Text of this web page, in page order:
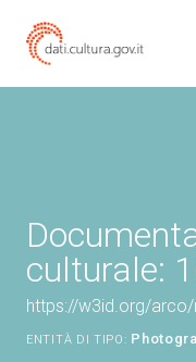
culturale:
https://w3id.org/
ENTITÀ DI TIPO: